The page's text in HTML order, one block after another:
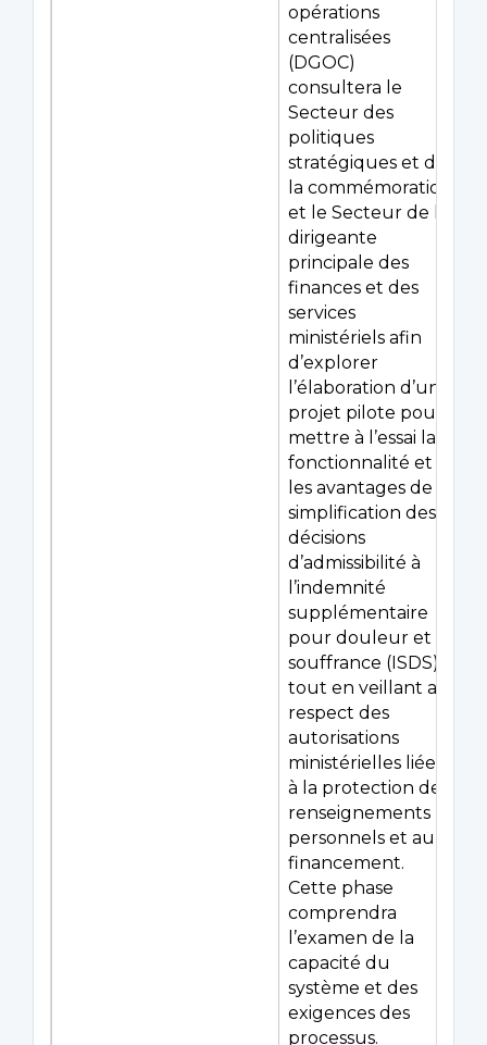
opérations
centralisées
(DGOC)
consultera le
Secteur des
politiques
stratégiques et de
la commémoration
et le Secteur de la
dirigeante
principale des
finances et des
services
ministériels afin
d’explorer
l’élaboration d’un
projet pilote pour
mettre à l’essai la
fonctionnalité et
les avantages de la
simplification des
décisions
d’admissibilité à
l’indemnité
supplémentaire
pour douleur et
souffrance (ISDS),
tout en veillant au
respect des
autorisations
ministérielles liées
à la protection des
renseignements
personnels et au
financement.
Cette phase
comprendra
l’examen de la
capacité du
système et des
exigences des
processus.